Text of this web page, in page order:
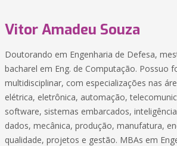
Vitor Amadeu Souza
Doutorando em Engenharia de Defesa,
bacharel em Eng. de Computação. Possuo
multidisciplinar, com especializações nas
elétrica, eletrônica, automação,
software, sistemas embarcados,
dados, mecânica, produção, manufatura,
qualidade, projetos e gestão. MBAs em